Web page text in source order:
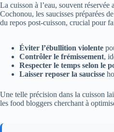
La cuisson à l’eau, souvent
Cochonou, les saucisses préparées
du repos post-cuisson, crucial pour
Éviter l’ébullition violente
Contrôler le frémissement,
Respecter le temps selon le
Laisser reposer la saucisse
Une telle précision dans la cuisson
les food bloggers cherchant à